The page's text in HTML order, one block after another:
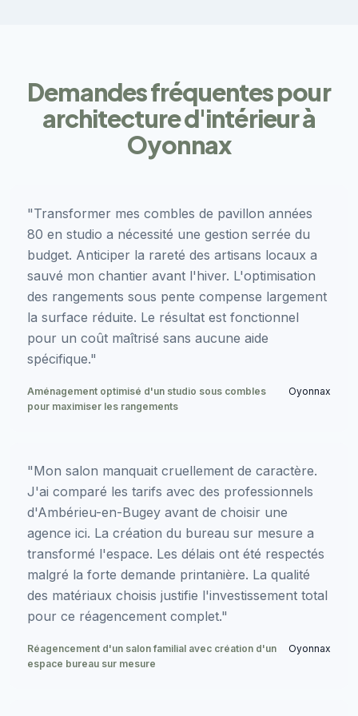
Demandes fréquentes pour
architecture d'intérieur à
Oyonnax
"Transformer mes combles de pavillon années
80 en studio a nécessité une gestion serrée du
budget. Anticiper la rareté des artisans locaux a
sauvé mon chantier avant l'hiver. L'optimisation
des rangements sous pente compense largement
la surface réduite. Le résultat est fonctionnel
pour un coût maîtrisé sans aucune aide
spécifique."
Aménagement optimisé d'un studio sous combles
pour maximiser les rangements
Oyonnax
"Mon salon manquait cruellement de caractère.
J'ai comparé les tarifs avec des professionnels
d'Ambérieu-en-Bugey avant de choisir une
agence ici. La création du bureau sur mesure a
transformé l'espace. Les délais ont été respectés
malgré la forte demande printanière. La qualité
des matériaux choisis justifie l'investissement total
pour ce réagencement complet."
Réagencement d'un salon familial avec création d'un
espace bureau sur mesure
Oyonnax